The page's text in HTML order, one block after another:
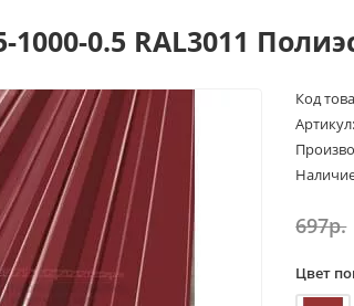
0.5 RAL3011
Код
Артикул:
697р.
Цвет